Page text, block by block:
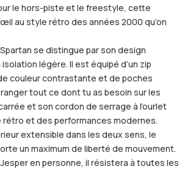
le hors-piste et le freestyle, cette
au style rétro des années 2000 qu’on
se distingue par son design
légère. Il est équipé d’un zip
couleur contrastante et de poches
tout ce dont tu as besoin sur les
et son cordon de serrage à l’ourlet
rétro et des performances modernes.
extensible dans les deux sens, le
un maximum de liberté de mouvement.
en personne, il résistera à toutes les